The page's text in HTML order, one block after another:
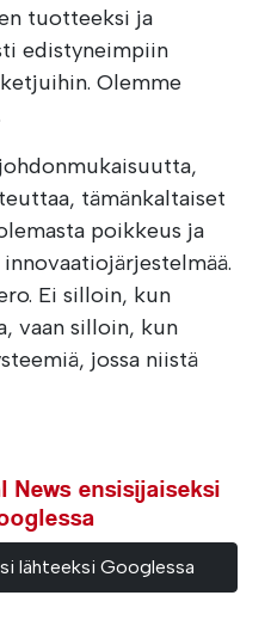
tuotteeksi ja
edistyneimpiin
Olemme
tämänkaltaiset
poikkeus ja
Ei silloin, kun
vaan silloin, kun
jossa niistä
ensisijaiseksi
lähteeksi Googlessa